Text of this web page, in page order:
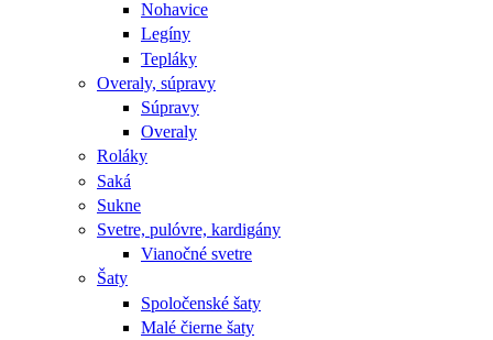
Nohavice
Legíny
Tepláky
Overaly, súpravy
Súpravy
Overaly
Roláky
Saká
Sukne
Svetre, pulóvre, kardigány
Vianočné svetre
Šaty
Spoločenské šaty
Malé čierne šaty